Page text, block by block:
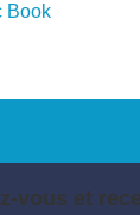
Book
vous et